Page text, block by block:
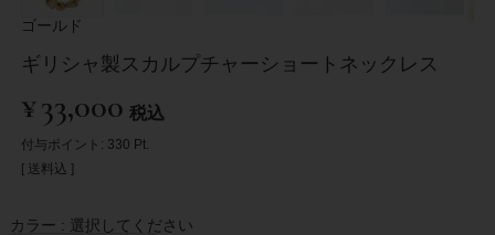
ゴールド
ギリシャ製スカルプチャーショートネックレス
¥33,000 税込
付与ポイント: 330 Pt.
送料込
カラー 選択してください